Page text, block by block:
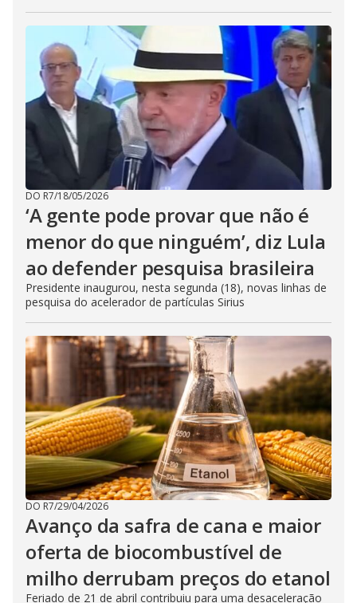
DO R7/18/05/2026
‘A gente pode provar que não é
menor do que ninguém’, diz Lula
ao defender pesquisa brasileira
Presidente inaugurou, nesta segunda (18), novas linhas de
pesquisa do acelerador de partículas Sirius
DO R7/29/04/2026
Avanço da safra de cana e maior
oferta de biocombustível de
milho derrubam preços do etanol
Feriado de 21 de abril contribuiu para uma desaceleração